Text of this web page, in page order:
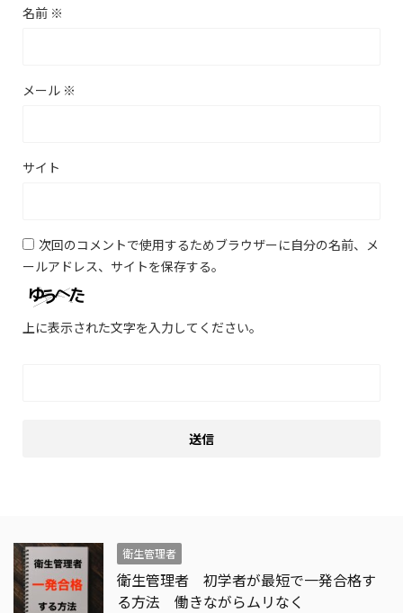
名前 ※
メール ※
サイト
次回のコメントで使用するためブラウザーに自分の名前、メ
ールアドレス、サイトを保存する。
上に表示された文字を入力してください。
衛生管理者
衛生管理者 初学者が最短で一発合格す
る方法 働きながらムリなく